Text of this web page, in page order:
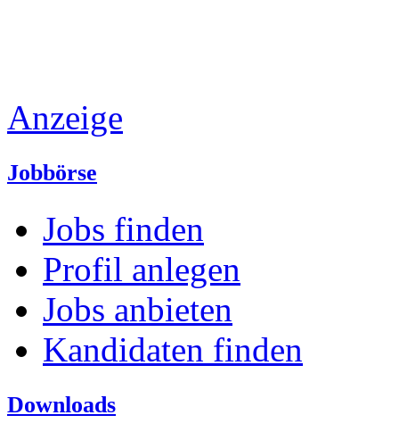
Anzeige
Jobbörse
Jobs finden
Profil anlegen
Jobs anbieten
Kandidaten finden
Downloads